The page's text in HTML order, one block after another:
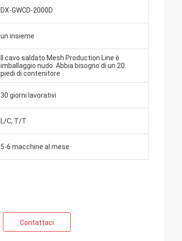
DX-GWCD-2000D
un insieme
Il cavo saldato Mesh Production Line è
imballaggio nudo. Abbia bisogno di un 20
piedi di contenitore
30 giorni lavorativi
L/C, T/T
5-6 macchine al mese
Contattaci